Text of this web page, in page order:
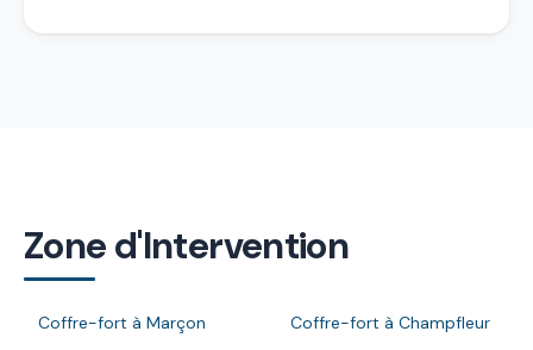
Zone d'Intervention
Coffre-fort à Marçon Coffre-fort à Champfleur